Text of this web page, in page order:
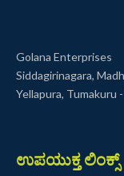
Golana Enterprises
Siddagirinagara,
Yellapura, Tumakuru
ಉಪಯುಕ್ತ ಲಿಂಕ್ಸ್